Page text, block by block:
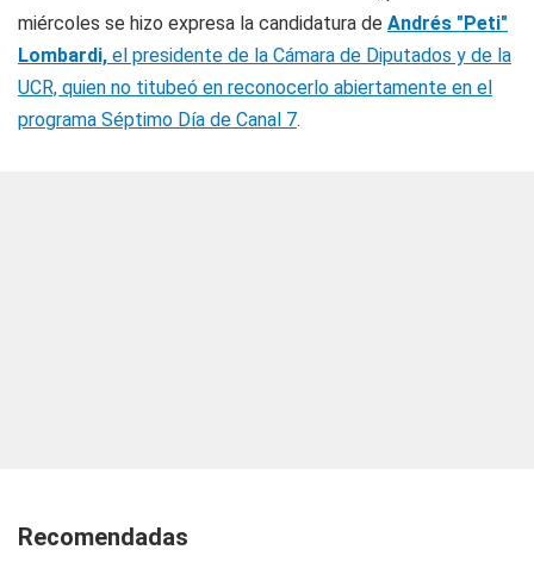
miércoles se hizo expresa la candidatura de Andrés "Peti"
Lombardi, el presidente de la Cámara de Diputados y de la
UCR, quien no titubeó en reconocerlo abiertamente en el
programa Séptimo Día de Canal 7.
Recomendadas